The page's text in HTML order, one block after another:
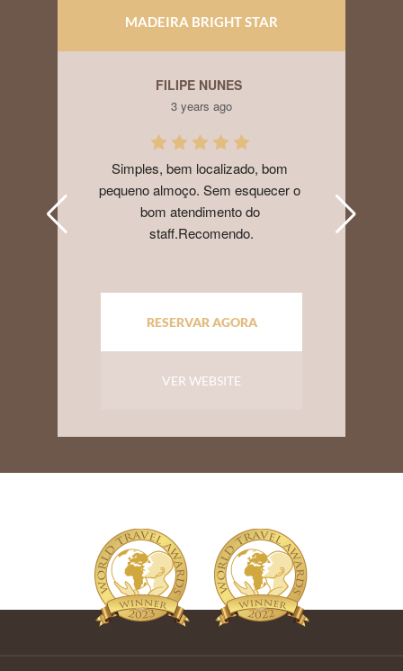
MADEIRA BRIGHT STAR
FILIPE NUNES
3 years ago
Simples, bem localizado, bom
pequeno almoço. Sem esquecer o
bom atendimento do
staff.Recomendo.
RESERVAR AGORA
VER WEBSITE